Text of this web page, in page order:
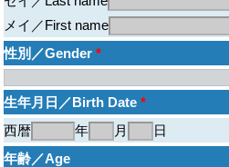
メイ／First name
性別／Gender *
生年月日／Birth Date *
西暦
年 月
日
年齢／Age